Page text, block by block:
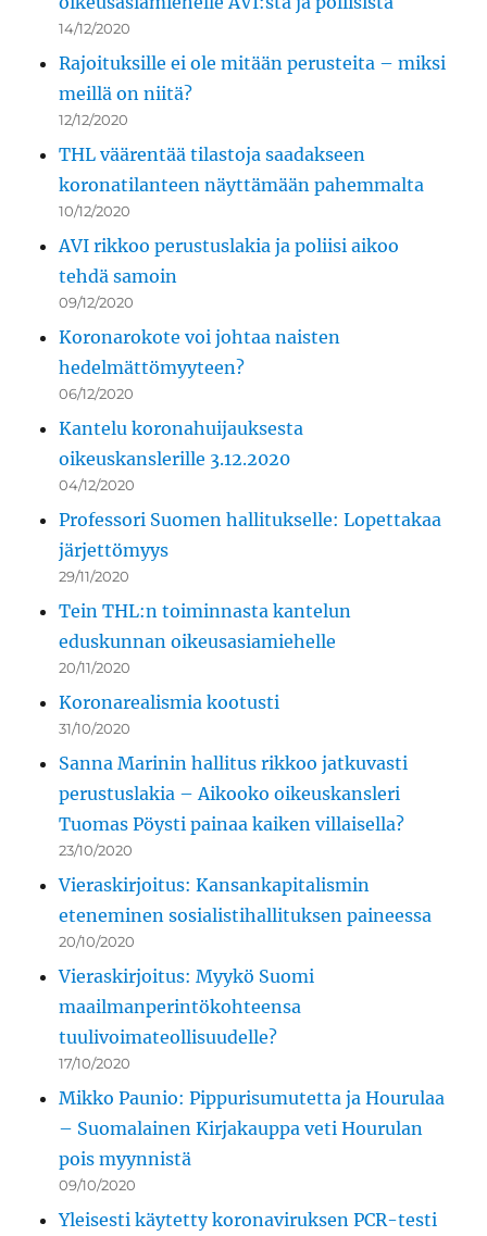
14/12/2020
Rajoituksille ei ole mitään perusteita – miksi
meillä on niitä?
12/12/2020
THL väärentää tilastoja saadakseen
koronatilanteen näyttämään pahemmalta
10/12/2020
AVI rikkoo perustuslakia ja poliisi aikoo
tehdä samoin
09/12/2020
Koronarokote voi johtaa naisten
hedelmättömyyteen?
06/12/2020
Kantelu koronahuijauksesta
oikeuskanslerille 3.12.2020
04/12/2020
Professori Suomen hallitukselle: Lopettakaa
järjettömyys
29/11/2020
Tein THL:n toiminnasta kantelun
eduskunnan oikeusasiamiehelle
20/11/2020
Koronarealismia kootusti
31/10/2020
Sanna Marinin hallitus rikkoo jatkuvasti
perustuslakia – Aikooko oikeuskansleri
Tuomas Pöysti painaa kaiken villaisella?
23/10/2020
Vieraskirjoitus: Kansankapitalismin
eteneminen sosialistihallituksen paineessa
20/10/2020
Vieraskirjoitus: Myykö Suomi
maailmanperintökohteensa
tuulivoimateollisuudelle?
17/10/2020
Mikko Paunio: Pippurisumutetta ja Hourulaa
– Suomalainen Kirjakauppa veti Hourulan
pois myynnistä
09/10/2020
Yleisesti käytetty koronaviruksen PCR-testi